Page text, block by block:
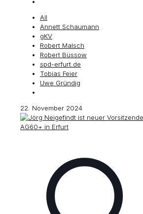
All
Annett Schaumann
gKV
Robert Malsch
Robert Büssow
spd-erfurt.de
Tobias Feier
Uwe Gründig
22. November 2024